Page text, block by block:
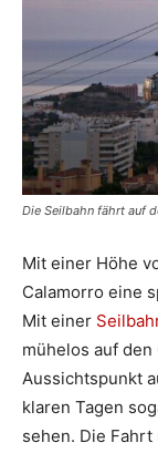
Die Seilbahn fährt auf
Mit einer Höhe
Calamorro eine
Mit einer
mühelos auf
Aussichtspunkt
klaren Tagen
sehen. Die